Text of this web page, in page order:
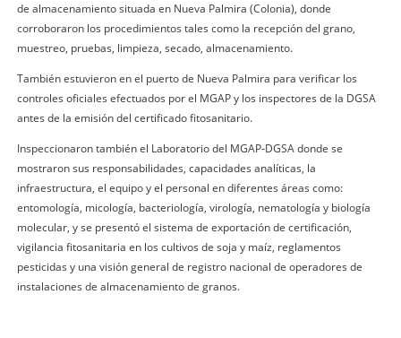
de almacenamiento situada en Nueva Palmira (Colonia), donde
corroboraron los procedimientos tales como la recepción del grano,
muestreo, pruebas, limpieza, secado, almacenamiento.
También estuvieron en el puerto de Nueva Palmira para verificar los
controles oficiales efectuados por el MGAP y los inspectores de la DGSA
antes de la emisión del certificado fitosanitario.
Inspeccionaron también el Laboratorio del MGAP‐DGSA donde se
mostraron sus responsabilidades, capacidades analíticas, la
infraestructura, el equipo y el personal en diferentes áreas como:
entomología, micología, bacteriología, virología, nematología y biología
molecular, y se presentó el sistema de exportación de certificación,
vigilancia fitosanitaria en los cultivos de soja y maíz, reglamentos
pesticidas y una visión general de registro nacional de operadores de
instalaciones de almacenamiento de granos.